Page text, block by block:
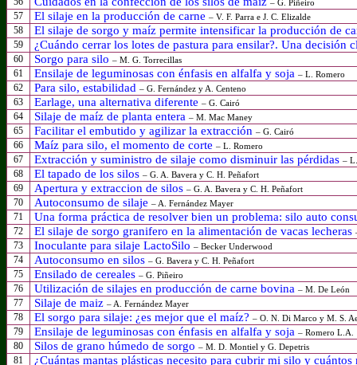
– G. Piñeiro
57 El silaje en la producción de carne – V. F. Parra e J. C. Elizalde
58 El silaje de sorgo y maíz permite intensificar la producción de
59 ¿Cuándo cerrar los lotes de pastura para ensilar?. Una decisión
60 Sorgo para silo – M. G. Torrecillas
61 Ensilaje de leguminosas con énfasis en alfalfa y soja – L. Romero
62 Para silo, estabilidad – G. Fernández y A. Centeno
63 Earlage, una alternativa diferente – G. Cairó
64 Silaje de maíz de planta entera – M. Mac Maney
65 Facilitar el embutido y agilizar la extracción – G. Cairó
66 Maíz para silo, el momento de corte – L. Romero
67 Extracción y suministro de silaje como disminuir las pérdidas –
68 El tapado de los silos – G. A. Bavera y C. H. Peñafort
69 Apertura y extraccion de silos – G. A. Bavera y C. H. Peñafort
70 Autoconsumo de silaje – A. Fernández Mayer
71 Una forma práctica de resolver bien un problema: silo auto
72 El silaje de sorgo granifero en la alimentación de vacas lecheras
73 Inoculante para silaje LactoSilo – Becker Underwood
74 Autoconsumo en silos – G. Bavera y C. H. Peñafort
75 Ensilado de cereales – G. Piñeiro
76 Utilización de silajes en producción de carne bovina – M. De León
77 Silaje de maiz – A. Fernández Mayer
78 El sorgo para silaje: ¿es mejor que el maíz? – O. N. Di Marco y M. S.
79 Ensilaje de leguminosas con énfasis en alfalfa y soja – Romero L.A.
80 Silos de grano húmedo de sorgo – M. D. Montiel y G. Depetris
81 ¿Cuántas mantas plásticas necesito para cubrir mi silo y